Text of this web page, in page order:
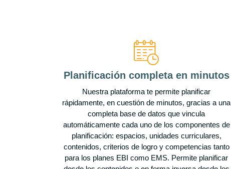
Planificación completa en minutos
Nuestra plataforma te permite planificar
rápidamente, en cuestión de minutos, gracias a una
completa base de datos que vincula
automáticamente cada uno de los componentes de
planificación: espacios, unidades curriculares,
contenidos, criterios de logro y competencias tanto
para los planes EBI como EMS. Permite planificar